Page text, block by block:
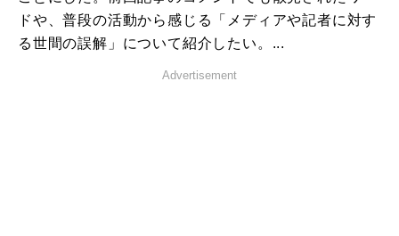
ドや、普段の活動から感じる「メディアや記者に対す
る世間の誤解」について紹介したい。...
Advertisement